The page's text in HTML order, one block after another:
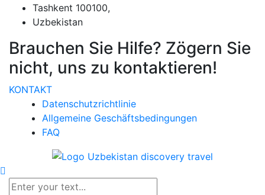
Tashkent 100100,
Uzbekistan
Brauchen Sie Hilfe? Zögern Sie
nicht, uns zu kontaktieren!
KONTAKT
Datenschutzrichtlinie
Allgemeine Geschäftsbedingungen
FAQ